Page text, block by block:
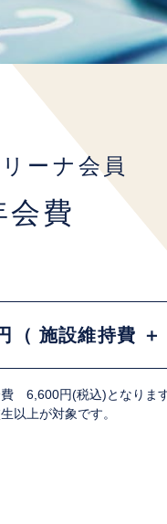
ーナ会員
会費
（ 施設維持費
費 6,600円(税込)となりま
以上が対象です。